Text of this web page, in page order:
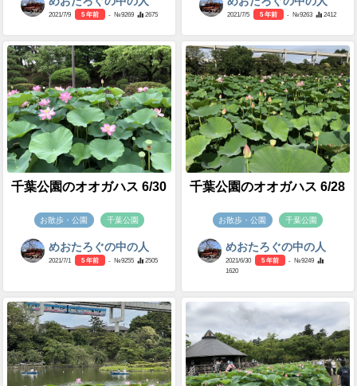
2021/7/9 5 年前 - №9269 2675 2021/7/5 5 年前 - №9263 2412
千葉公園のオオガハス 6/30
お散歩・公園 千葉公園
めおたろぐの中の人
2021/7/1 5 年前 - №9255 2505
千葉公園のオオガハス 6/28
お散歩・公園 千葉公園
めおたろぐの中の人
2021/6/30 5 年前
- №9249
1620